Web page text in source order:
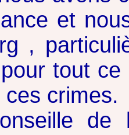
et
,
tout
crimes.
de